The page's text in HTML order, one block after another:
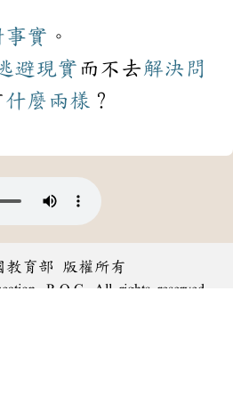
事實 。
避現實 而不去解決 問
什麼 兩樣 ？
教育部 版權所有
R.O.C. All rights reserved.